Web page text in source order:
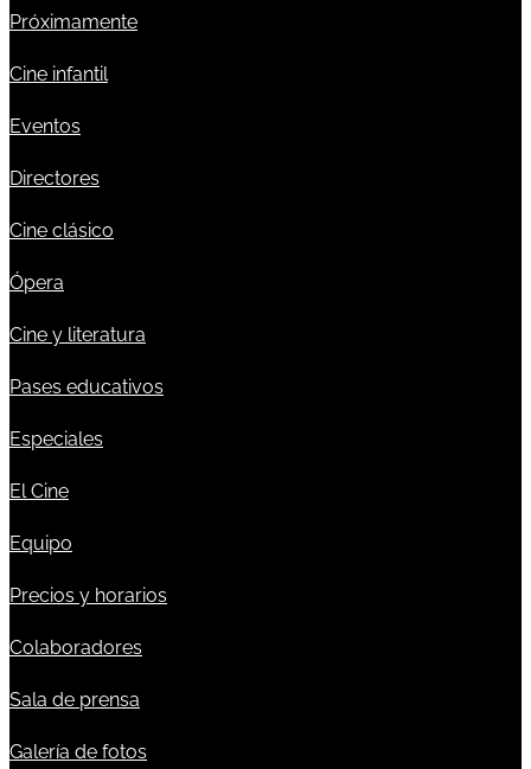
Próximamente
Cine infantil
Eventos
Directores
Cine clásico
Ópera
Cine y literatura
Pases educativos
Especiales
El Cine
Equipo
Precios y horarios
Colaboradores
Sala de prensa
Galería de fotos